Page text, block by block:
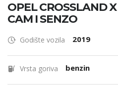
OPEL CROSSLAND
CAM I SENZO
Godište vozila 2019
Vrsta goriva benzin